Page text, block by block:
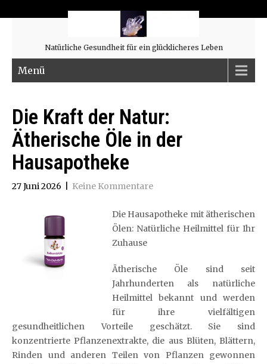
Natürliche Gesundheit für ein glücklicheres Leben
Menü
Die Kraft der Natur:
Ätherische Öle in der
Hausapotheke
27 Juni 2026 Keine Kommentare
Die Hausapotheke mit ätherischen
Ölen: Natürliche Heilmittel für Ihr
Zuhause
Ätherische Öle sind seit
Jahrhunderten als natürliche
Heilmittel bekannt und werden
für ihre vielfältigen
gesundheitlichen Vorteile geschätzt. Sie sind
konzentrierte Pflanzenextrakte, die aus Blüten, Blättern,
Rinden und anderen Teilen von Pflanzen gewonnen